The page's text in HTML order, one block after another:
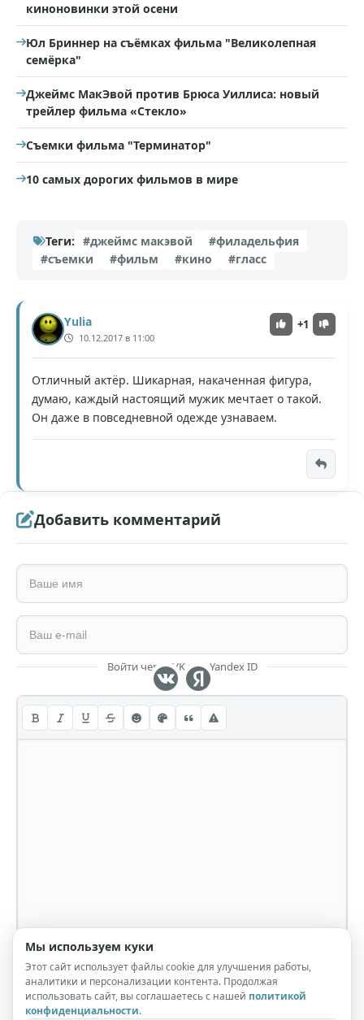
киноновинки этой осени
Юл Бриннер на съёмках фильма "Великолепная
семёрка"
Джеймс МакЭвой против Брюса Уиллиса: новый
трейлер фильма «Стекло»
Съемки фильма "Терминатор"
10 самых дорогих фильмов в мире
Теги: #джеймс макэвой
#филадельфия
#съемки
#фильм #кино #гласс
Yulia
10.12.2017 в 11:00
+1
Отличный актёр. Шикарная, накаченная фигура,
думаю, каждый настоящий мужик мечтает о такой.
Он даже в повседневной одежде узнаваем.
Добавить комментарий
Войти через VK или Yandex ID
Мы используем куки
Этот сайт использует файлы cookie для улучшения работы,
аналитики и персонализации контента. Продолжая
использовать сайт, вы соглашаетесь с нашей политикой
конфиденциальности.